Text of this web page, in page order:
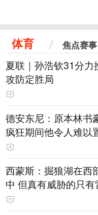
体育 焦点赛事
夏联｜孙浩钦31分力
攻防定胜局
德安东尼：原本林书
疯狂期间他令人难以
西蒙斯：掘狼湖在西
中 但真有威胁的只有